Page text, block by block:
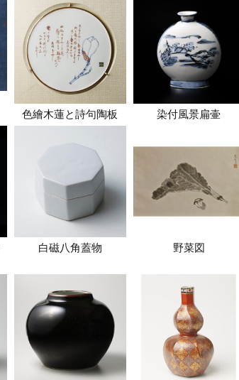
色繪木蓮と詩句陶板
染付風景扁壷
白磁八角蓋物 野菜図